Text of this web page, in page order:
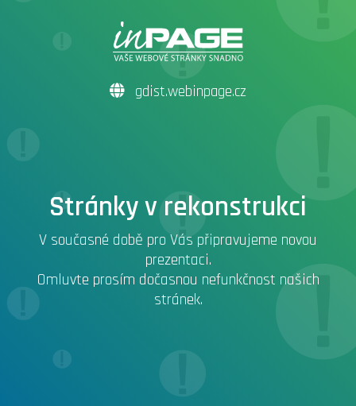
gdist.webinpage.cz
Stránky v rekonstrukci
V současné době pro Vás připravujeme novou
prezentaci.
Omluvte prosím dočasnou nefunkčnost našich
stránek.